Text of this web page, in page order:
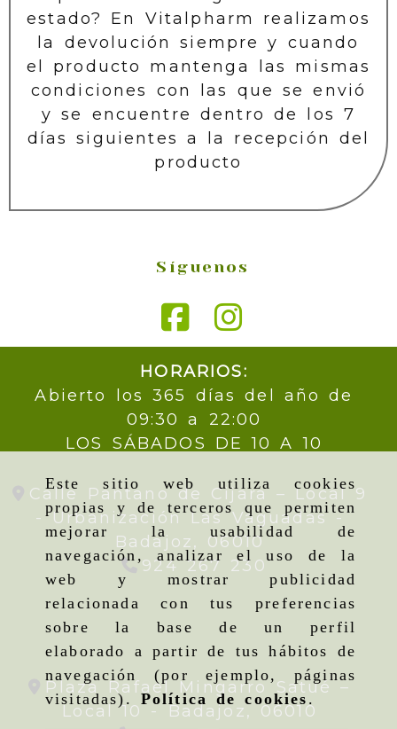
Este sitio web utiliza cookies
propias y de terceros que permiten
mejorar la usabilidad de
navegación, analizar el uso de la
web y mostrar publicidad
relacionada con tus preferencias
sobre la base de un perfil
elaborado a partir de tus hábitos de
navegación (por ejemplo, páginas
visitadas). Política de cookies .
estado? En Vitalpharm realizamos
la devolución siempre y cuando
el producto mantenga las mismas
condiciones con las que se envió
y se encuentre dentro de los 7
días siguientes a la recepción del
producto
Síguenos
HORARIOS:
Abierto los 365 días del año de
09:30 a 22:00
LOS SÁBADOS DE 10 A 10
Calle Pantano de Cijara – Local 9
- Urbanización Las Vaguadas -
Badajoz, 06010
924 267 230
Plaza Rafael Mingarro Satué –
Local 10 -
Badajoz, 06010